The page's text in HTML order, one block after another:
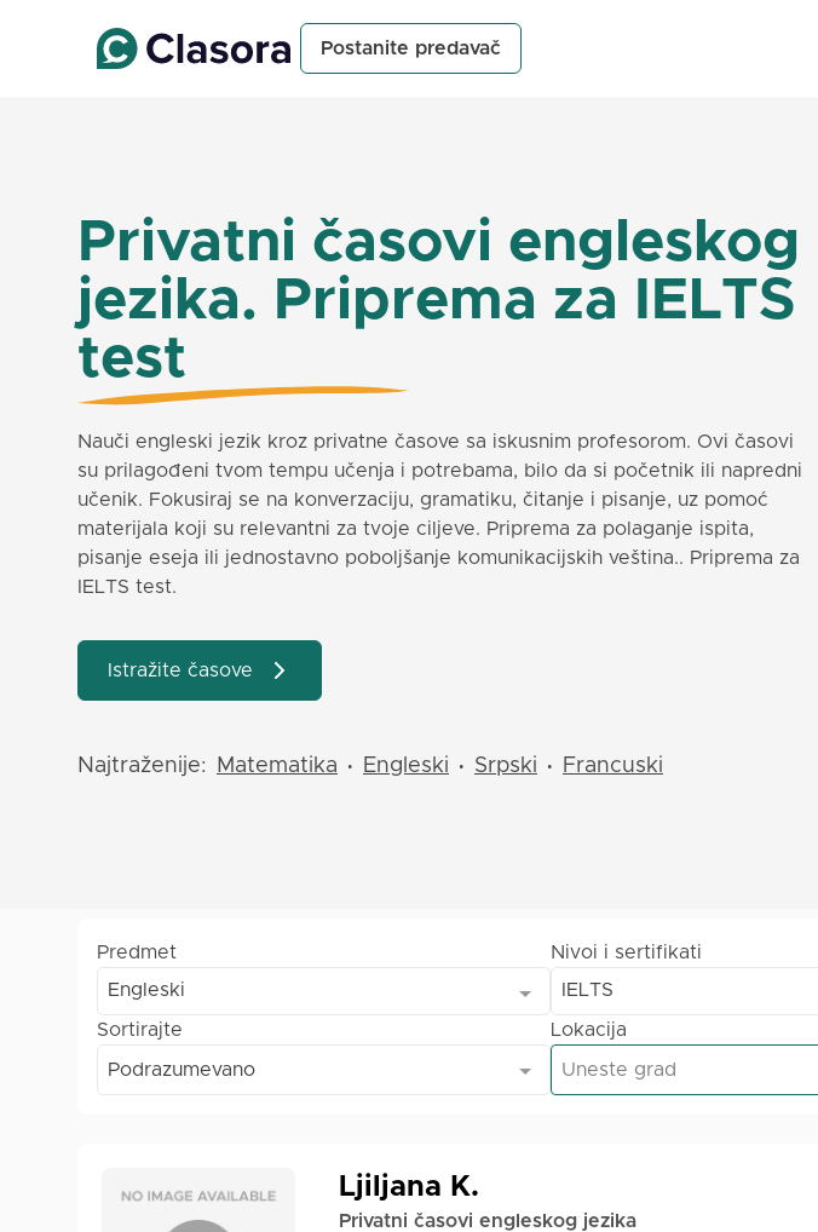
Postanite predavač
Privatni časovi engleskog
jezika. Priprema za IELTS
test
Nauči engleski jezik kroz privatne časove sa iskusnim profesorom. Ovi časovi
su prilagođeni tvom tempu učenja i potrebama, bilo da si početnik ili napredni
učenik. Fokusiraj se na konverzaciju, gramatiku, čitanje i pisanje, uz pomoć
materijala koji su relevantni za tvoje ciljeve. Priprema za polaganje ispita,
pisanje eseja ili jednostavno poboljšanje komunikacijskih veština.. Priprema za
IELTS test.
Istražite časove
Najtraženije: Matematika • Engleski • Srpski • Francuski
Predmet
Engleski
Nivoi i sertifikati
IELTS
Sortirajte
Podrazumevano
Lokacija
Ljiljana K.
Privatni časovi engleskog jezika